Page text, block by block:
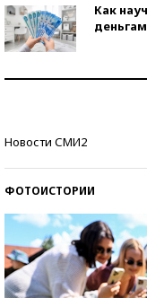
Как
Новости СМИ2
ФОТОИСТОРИИ